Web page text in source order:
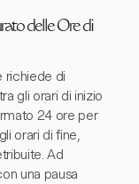
delle Ore di
richiede di
gli orari di inizio
24 ore per
orari di fine,
Ad
una pausa